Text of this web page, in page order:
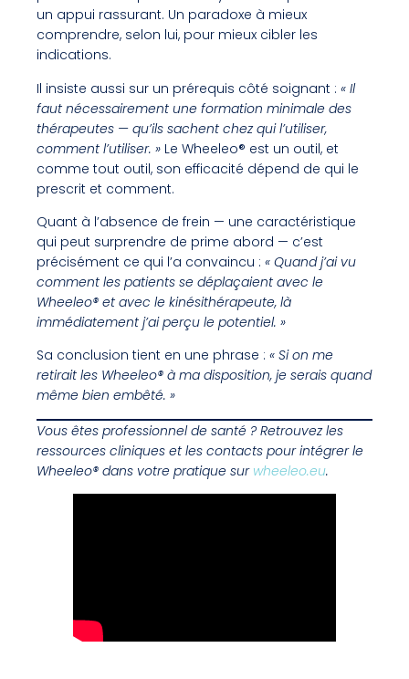
un appui rassurant. Un paradoxe à mieux
comprendre, selon lui, pour mieux cibler les
indications.
Il insiste aussi sur un prérequis côté soignant : « Il
faut nécessairement une formation minimale des
thérapeutes — qu’ils sachent chez qui l’utiliser,
comment l’utiliser. » Le Wheeleo® est un outil, et
comme tout outil, son efficacité dépend de qui le
prescrit et comment.
Quant à l’absence de frein — une caractéristique
qui peut surprendre de prime abord — c’est
précisément ce qui l’a convaincu : « Quand j’ai vu
comment les patients se déplaçaient avec le
Wheeleo® et avec le kinésithérapeute, là
immédiatement j’ai perçu le potentiel. »
Sa conclusion tient en une phrase : « Si on me
retirait les Wheeleo® à ma disposition, je serais quand
même bien embêté. »
Vous êtes professionnel de santé ? Retrouvez les
ressources cliniques et les contacts pour intégrer le
Wheeleo® dans votre pratique sur wheeleo.eu.